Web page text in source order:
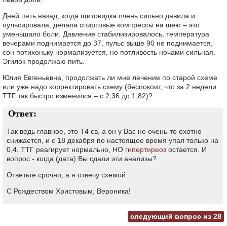
Дней пять назад, когда щитовидка очень сильно давила и
пульсировала, делала спиртовые компрессы на шею – это
уменьшало боли. Давление стабилизировалось, температура
вечерами поднимается до 37, пульс выше 90 не поднимается,
сон потихоньку нормализуется, но потливость ночами сильная.
Эгилок продолжаю пить.
Юлия Евгеньевна, продолжать ли мне лечение по старой схеме
или уже надо корректировать схему (беспокоит, что за 2 недели
ТТГ так быстро изменился – с 2,36 до 1,82)?
Ответ:
Так ведь главное, это Т4 св, а он у Вас не очень-то охотно
снижается, и с 18 декабря по настоящее время упал только на
0,4. ТТГ реагирует нормально, НО гипертиреоз остается. И
вопрос - когда (дата) Вы сдали эти анализы?
Ответьте срочно, а я отвечу схемой.
С Рождеством Христовым, Вероника!
следующий вопрос из 28